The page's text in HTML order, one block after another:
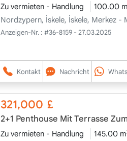
Zu vermieten - Handlung 100.00
Nordzypern, İskele, İskele, Merkez -
Anzeigen-Nr. : #36-8159 - 27.03.2025
Kontakt Nachricht
321,000 £
2+1 Penthouse Mit Terrasse
Zu vermieten - Handlung 145.00 m